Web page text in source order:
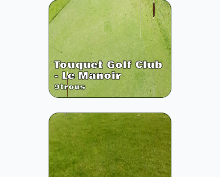
Touquet Golf Club
- Le Manoir
9trous